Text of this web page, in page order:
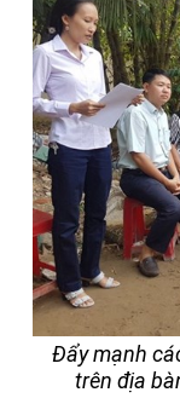
Đẩy mạnh
trên địa